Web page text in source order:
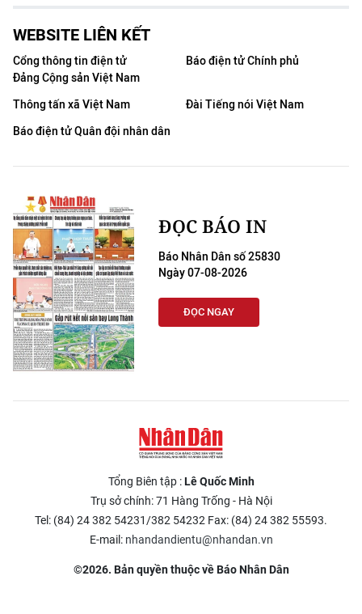
WEBSITE LIÊN KẾT
Cổng thông tin điện tử
Đảng Cộng sản Việt Nam
Báo điện tử Chính phủ
Thông tấn xã Việt Nam
Đài Tiếng nói Việt Nam
Báo điện tử Quân đội nhân dân
ĐỌC BÁO IN
Báo Nhân Dân số 25830
Ngày 07-08-2026
ĐỌC NGAY
Tổng Biên tập :Lê Quốc Minh
Trụ sở chính: 71 Hàng Trống - Hà Nội
Tel: (84) 24 382 54231/382 54232 Fax: (84) 24 382 55593.
E-mail: nhandandientu@nhandan.vn
©2026. Bản quyền thuộc về Báo Nhân Dân